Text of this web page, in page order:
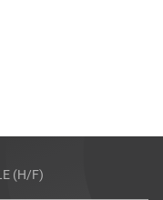
(H/F)